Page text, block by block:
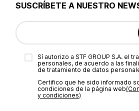
mujerson prendas que expresan individualidad y
1,499MX!
SUSCRÍBETE A NUESTRO
Sí autorizo a STF GROUP S.A. el
personales, de acuerdo a las
de tratamiento de datos
Certifico que he sido informado
condiciones de la página web‎
y condiciones)